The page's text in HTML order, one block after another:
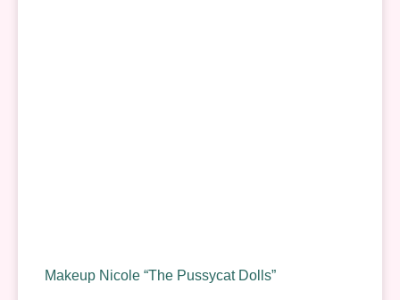
Makeup Nicole “The Pussycat Dolls”